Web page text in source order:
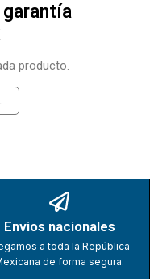
producto.
Envios nacionales
a toda la República
de forma segura.